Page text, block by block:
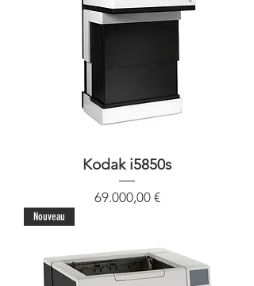
Kodak i5850s
Precio
69.000,00 €
Nouveau